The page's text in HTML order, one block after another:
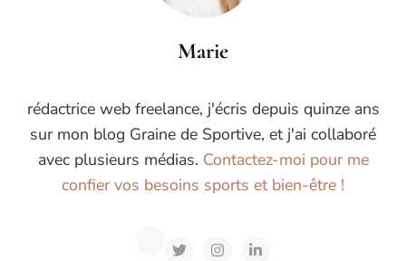
Marie
rédactrice web freelance, j'écris depuis quinze ans
sur mon blog Graine de Sportive, et j'ai collaboré
avec plusieurs médias. Contactez-moi pour me
confier vos besoins sports et bien-être !